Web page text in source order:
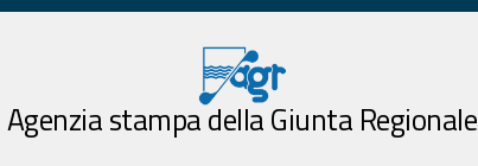
Agenzia stampa della Giunta Regionale